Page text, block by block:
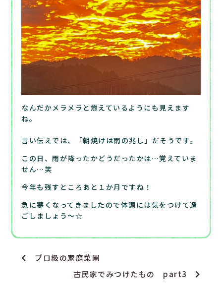
なんだかメラメラと燃えているようにも見えます
ね。
言い伝えでは、「朝焼けは雨の兆し」だそうです。
この日、雨が降ったかどうだったかは…覚えていま
せん…笑
今年も残すところあと１か月ですね！
急に寒くなってきましたので体調には気をつけて過
ごしましょう～☆
プロ級の家庭菜園
古民家でみつけたもの part3